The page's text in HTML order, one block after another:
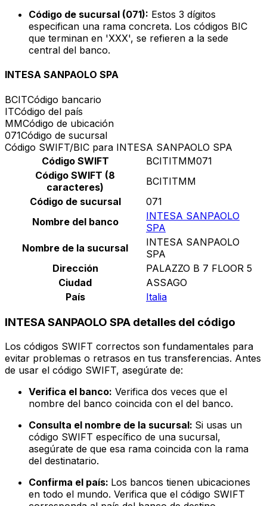
Código de sucursal (071): Estos 3 dígitos
especifican una rama concreta. Los códigos BIC
que terminan en 'XXX', se refieren a la sede
central del banco.
INTESA SANPAOLO SPA
BCITCódigo bancario
ITCódigo del país
MMCódigo de ubicación
071Código de sucursal
Código SWIFT/BIC para INTESA SANPAOLO SPA
Código SWIFT
BCITITMM071
Código SWIFT (8
caracteres)
BCITITMM
Código de sucursal
071
Nombre del banco
INTESA SANPAOLO
SPA
Nombre de la sucursal
INTESA SANPAOLO
SPA
Dirección
PALAZZO B 7 FLOOR 5
Ciudad
ASSAGO
País
Italia
INTESA SANPAOLO SPA detalles del código
Los códigos SWIFT correctos son fundamentales para
evitar problemas o retrasos en tus transferencias. Antes
de usar el código SWIFT, asegúrate de:
Verifica el banco: Verifica dos veces que el
nombre del banco coincida con el del banco.
Consulta el nombre de la sucursal: Si usas un
código SWIFT específico de una sucursal,
asegúrate de que esa rama coincida con la rama
del destinatario.
Confirma el país: Los bancos tienen ubicaciones
en todo el mundo. Verifica que el código SWIFT